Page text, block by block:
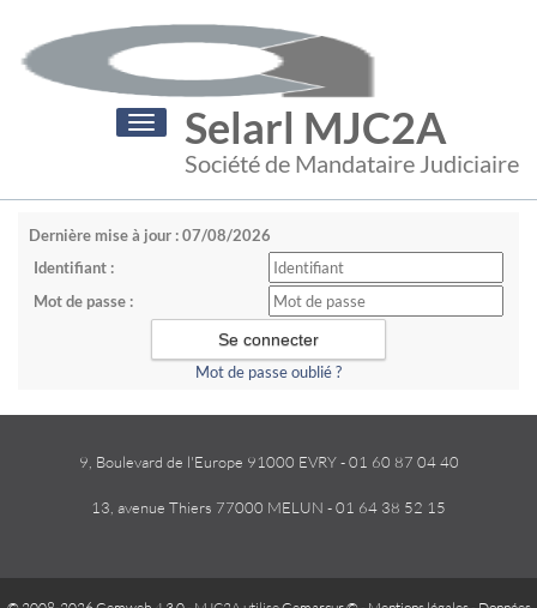
Selarl MJC2A
Société de Mandataire Judiciaire
Toggle
navigation
Dernière mise à jour : 07/08/2026
Identifiant :
Mot de passe :
Mot de passe oublié ?
9, Boulevard de l'Europe 91000 EVRY - 01 60 87 04 40
13, avenue Thiers 77000 MELUN - 01 64 38 52 15